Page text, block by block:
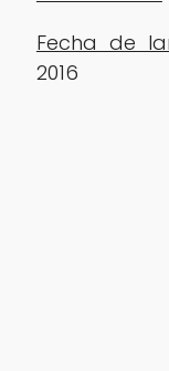
Fecha de
2016